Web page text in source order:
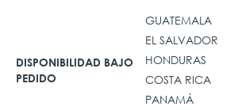
DISPONIBILIDAD BAJO
PEDIDO
GUATEMALA
EL SALVADOR
HONDURAS
COSTA RICA
PANAMÁ